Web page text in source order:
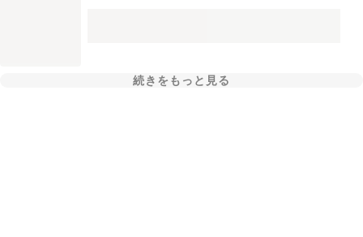
続きをもっと見る